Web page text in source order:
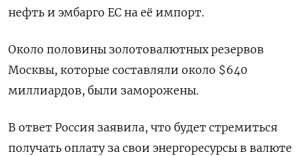
нефть и эмбарго ЕС на её импорт.
Около половины золотовалютных резервов
Москвы, которые составляли около $640
миллиардов, были заморожены.
В ответ Россия заявила, что будет стремиться
получать оплату за свои энергоресурсы в валюте